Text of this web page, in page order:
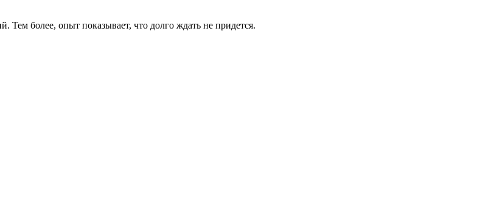
Тем более, опыт показывает, что долго ждать не придется.